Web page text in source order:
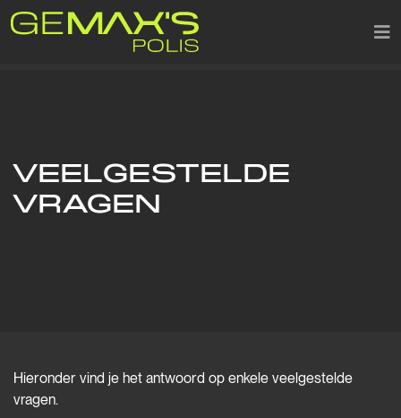
VEELGESTELDE
VRAGEN
Hieronder vind je het antwoord op enkele veelgestelde
vragen.